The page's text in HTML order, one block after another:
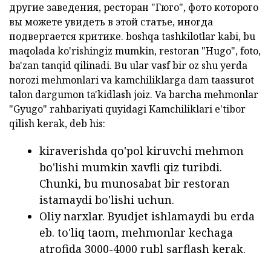
другие заведения, ресторан "Гюго", фото которого
вы можете увидеть в этой статье, иногда
подвергается критике. boshqa tashkilotlarkabi,bu
maqolada ko'rishingiz mumkin, restoran "Hugo", foto,
ba'zan tanqid qilinadi. Bu ular vasf bir oz shu yerda
norozi mehmonlari va kamchiliklarga dam taassurot
talon dargumon ta'kidlash joiz. Va barcha mehmonlar
"Gyugo" rahbariyati quyidagi Kamchiliklari e'tibor
qilish kerak, deb his:
kiraverishda qo'pol kiruvchi mehmon
bo'lishi mumkin xavfli qiz turibdi.
Chunki, bu munosabat bir restoran
istamaydi bo'lishi uchun.
Oliy narxlar. Byudjet ishlamaydi bu erda
eb. to'liq taom, mehmonlar kechaga
atrofida 3000-4000 rubl sarflash kerak.